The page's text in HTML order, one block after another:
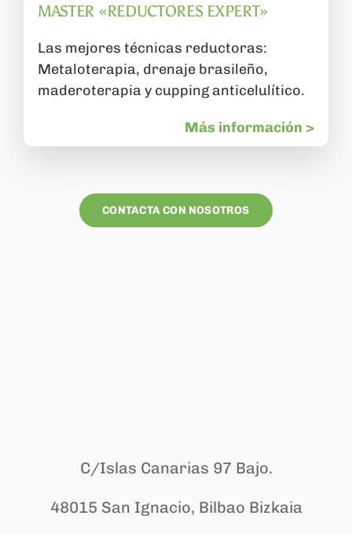
MASTER «REDUCTORES EXPERT»
Las mejores técnicas reductoras:
Metaloterapia, drenaje brasileño,
maderoterapia y cupping anticelulítico.
Más información >
CONTACTA CON NOSOTROS
C/Islas Canarias 97 Bajo.
48015 San Ignacio, Bilbao Bizkaia